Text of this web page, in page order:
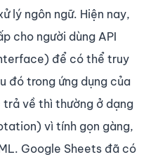
lý ngôn ngữ. Hiện nay,
cho người dùng API
để có thể truy
đó trong ứng dụng của
trả về thì thường ở dạng
vì tính gọn gàng,
Google Sheets đã có